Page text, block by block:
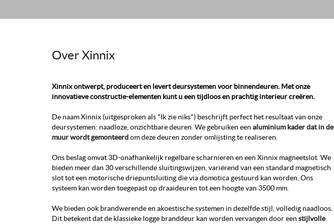
Over Xinnix
Xinnix ontwerpt, produceert en levert deursystemen voor binnendeuren. Met onze
innovatieve constructie-elementen kunt u een tijdloos en prachtig interieur creëren.
De naam Xinnix (uitgesproken als "Ik zie niks") beschrijft perfect het resultaat van onze
deursystemen: naadloze, onzichtbare deuren. We gebruiken een aluminium kader dat in de
muur wordt gemonteerdom deze deuren zonder omlijsting te realiseren.
Ons beslag omvat 3D-onafhankelijk regelbare scharnieren en een Xinnix magneetslot. We
bieden meer dan 30 verschillende sluitingswijzen, variërend van een standard magnetisch
slot tot een motorische driepuntsluiting die via domotica gestuurd kan worden. Ons
systeem kan worden toegepast op draaideuren tot een hoogte van 3500 mm.
We bieden ook brandwerende en akoestische systemen in dezelfde stijl, volledig naadloos.
Dit betekent dat de klassieke logge branddeur kan worden vervangen door een stijlvolle